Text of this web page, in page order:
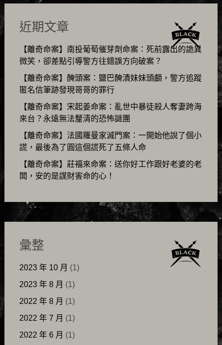
近期文章
【離奇命案】南投葡萄催芽劑命案：死前露出的詭異
微笑，卻差點引導警方往錯誤方向破案？
【離奇命案】醃頭案：鹽巴醃漬妹妹頭顱，警方追蹤
匿名信筆跡發現哥哥的罪行
【離奇命案】宋起姜命案：亂世中暴徒殺人奪妻跨海
來台？永遠無法釐清的恐怖謎團
【離奇命案】法國羅曼家滅門案：一開始他說了個小
謊，最後為了圓這個謊死了五條人命
【離奇命案】莊福來命案：送你好工作跟好老婆的老
闆，安的是謀財害命的心！
彙整
2023 年 10 月 (1)
2023 年 8 月 (1)
2022 年 8 月 (1)
2022 年 7 月 (1)
2022 年 6 月 (1)